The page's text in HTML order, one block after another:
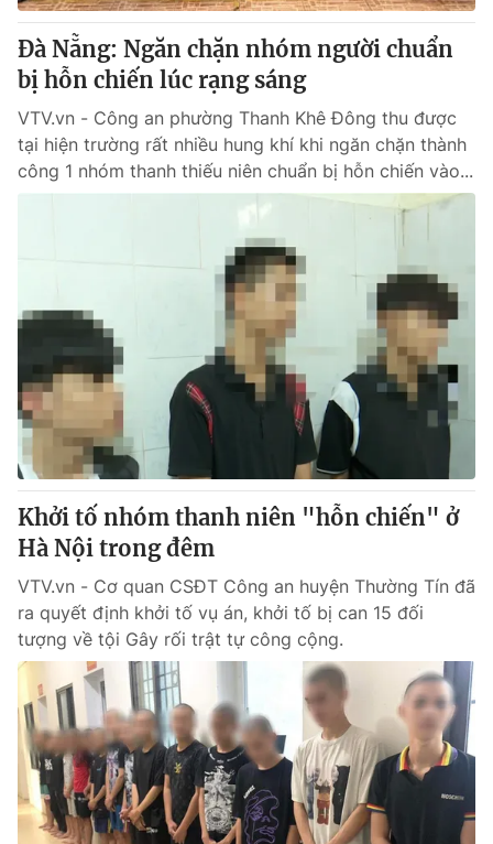
Đà Nẵng: Ngăn chặn nhóm người chuẩn
bị hỗn chiến lúc rạng sáng
VTV.vn - Công an phường Thanh Khê Đông thu được
tại hiện trường rất nhiều hung khí khi ngăn chặn thành
công 1 nhóm thanh thiếu niên chuẩn bị hỗn chiến vào...
Khởi tố nhóm thanh niên "hỗn chiến" ở
Hà Nội trong đêm
VTV.vn - Cơ quan CSĐT Công an huyện Thường Tín đã
ra quyết định khởi tố vụ án, khởi tố bị can 15 đối
tượng về tội Gây rối trật tự công cộng.